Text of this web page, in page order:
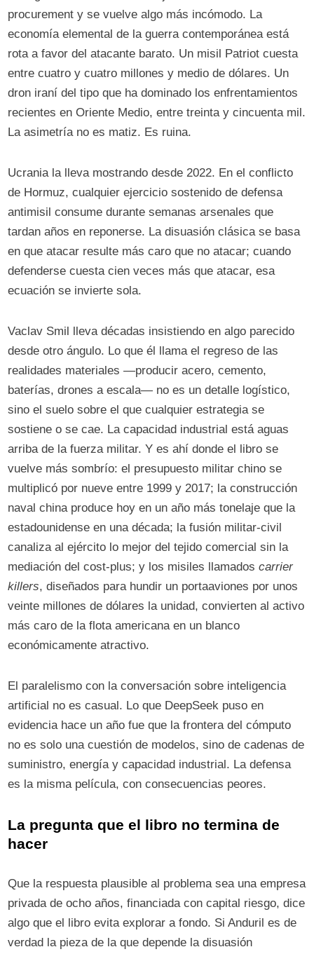
procurement y se vuelve algo más incómodo. La
economía elemental de la guerra contemporánea está
rota a favor del atacante barato. Un misil Patriot cuesta
entre cuatro y cuatro millones y medio de dólares. Un
dron iraní del tipo que ha dominado los enfrentamientos
recientes en Oriente Medio, entre treinta y cincuenta mil.
La asimetría no es matiz. Es ruina.
Ucrania la lleva mostrando desde 2022. En el conflicto
de Hormuz, cualquier ejercicio sostenido de defensa
antimisil consume durante semanas arsenales que
tardan años en reponerse. La disuasión clásica se basa
en que atacar resulte más caro que no atacar; cuando
defenderse cuesta cien veces más que atacar, esa
ecuación se invierte sola.
Vaclav Smil lleva décadas insistiendo en algo parecido
desde otro ángulo. Lo que él llama el regreso de las
realidades materiales —producir acero, cemento,
baterías, drones a escala— no es un detalle logístico,
sino el suelo sobre el que cualquier estrategia se
sostiene o se cae. La capacidad industrial está aguas
arriba de la fuerza militar. Y es ahí donde el libro se
vuelve más sombrío: el presupuesto militar chino se
multiplicó por nueve entre 1999 y 2017; la construcción
naval china produce hoy en un año más tonelaje que la
estadounidense en una década; la fusión militar-civil
canaliza al ejército lo mejor del tejido comercial sin la
mediación del cost-plus; y los misiles llamadoscarrier
killers, diseñados para hundir un portaaviones por unos
veinte millones de dólares la unidad, convierten al activo
más caro de la flota americana en un blanco
económicamente atractivo.
El paralelismo con la conversación sobre inteligencia
artificial no es casual. Lo que DeepSeek puso en
evidencia hace un año fue que la frontera del cómputo
no es solo una cuestión de modelos, sino de cadenas de
suministro, energía y capacidad industrial. La defensa
es la misma película, con consecuencias peores.
La pregunta que el libro no termina de
hacer
Que la respuesta plausible al problema sea una empresa
privada de ocho años, financiada con capital riesgo, dice
algo que el libro evita explorar a fondo. Si Anduril es de
verdad la pieza de la que depende la disuasión